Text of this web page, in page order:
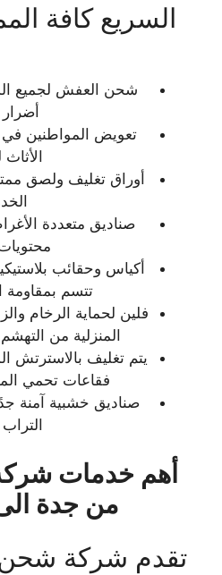
السريع كافة
شحن العفش لجميع
أضرار
تعويض المواطنين في
أوراق تغليف ولصق
صناديق متعددة
أكياس وحقائب
تتسم بمقاومة
فلين لحماية الرخام
المنزلية من
يتم تغليف بالاسترتش
فقاعات تحمي
صناديق خشبية آمنة
التراب
أهم خدمات
من جدة
تقدم شركة